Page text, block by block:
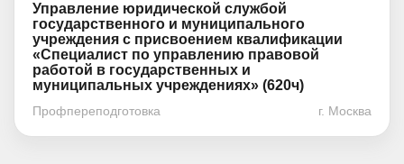
Управление юридической службой
государственного и муниципального
учреждения с присвоением квалификации
«Специалист по управлению правовой
работой в государственных и
муниципальных учреждениях» (620ч)
Профпереподготовка г. Москва